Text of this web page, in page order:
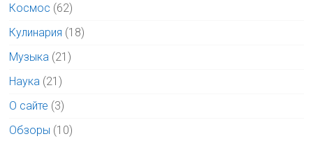
Космос (62)
Кулинария (18)
Музыка (21)
Наука (21)
О сайте (3)
Обзоры (10)